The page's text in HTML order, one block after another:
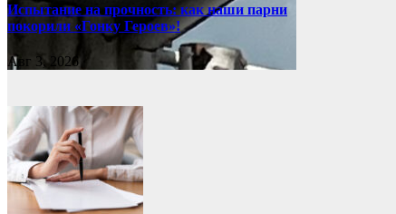
Испытание на прочность: как наши парни
покорили «Гонку Героев»!
Авг 3, 2026